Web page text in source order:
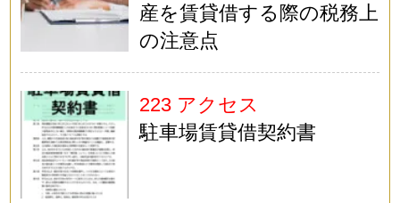
産を賃貸借する際の税務上
の注意点
223 アクセス
駐車場賃貸借契約書